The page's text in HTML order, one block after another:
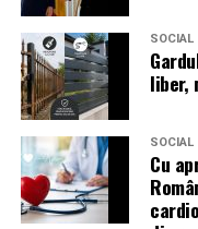
Asociația
campanie, o arhivă
din prima rundă vor
antreprenoare.ro
Campania
continuă
SOCIAL
liber,
SOCIAL
Cu